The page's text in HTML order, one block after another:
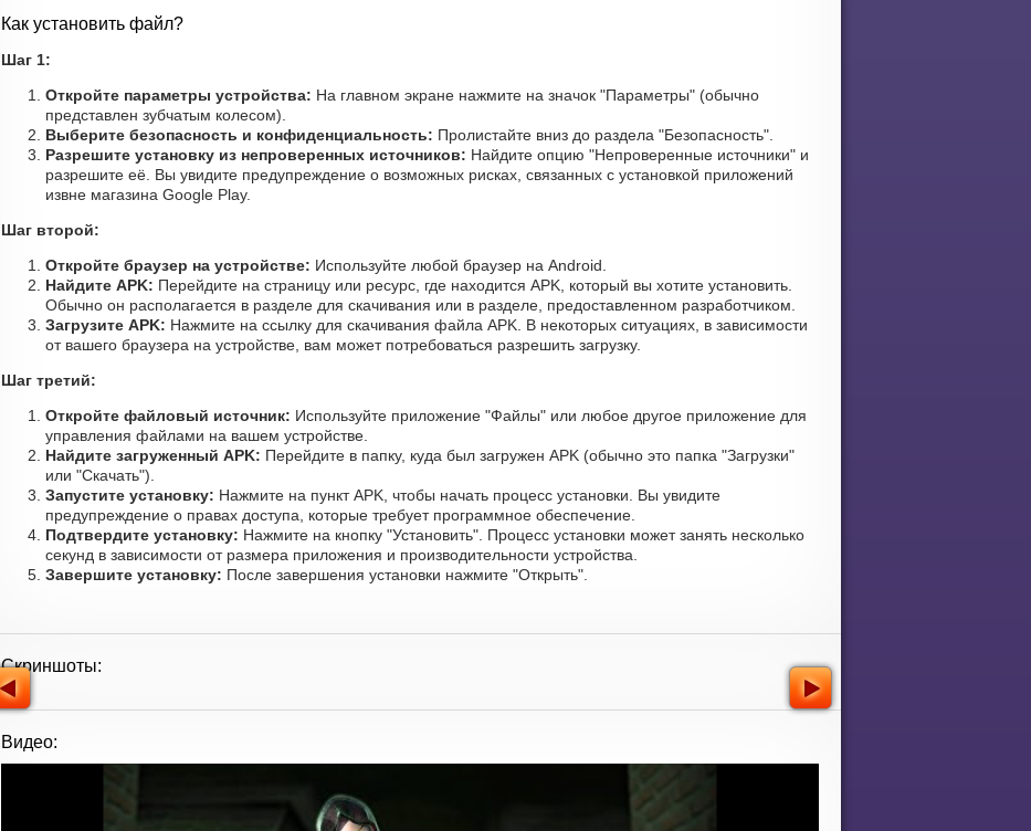
Как установить файл?
Шаг 1:
Откройте параметры устройства: На главном экране нажмите на значок "Параметры" (обычно
представлен зубчатым колесом).
Выберите безопасность и конфиденциальность: Пролистайте вниз до раздела "Безопасность".
Разрешите установку из непроверенных источников: Найдите опцию "Непроверенные источники" и
разрешите её. Вы увидите предупреждение о возможных рисках, связанных с установкой приложений
извне магазина Google Play.
Шаг второй:
Откройте браузер на устройстве: Используйте любой браузер на Android.
Найдите APK: Перейдите на страницу или ресурс, где находится APK, который вы хотите установить.
Обычно он располагается в разделе для скачивания или в разделе, предоставленном разработчиком.
Загрузите APK: Нажмите на ссылку для скачивания файла APK. В некоторых ситуациях, в зависимости
от вашего браузера на устройстве, вам может потребоваться разрешить загрузку.
Шаг третий:
Откройте файловый источник: Используйте приложение "Файлы" или любое другое приложение для
управления файлами на вашем устройстве.
Найдите загруженный APK: Перейдите в папку, куда был загружен APK (обычно это папка "Загрузки"
или "Скачать").
Запустите установку: Нажмите на пункт APK, чтобы начать процесс установки. Вы увидите
предупреждение о правах доступа, которые требует программное обеспечение.
Подтвердите установку: Нажмите на кнопку "Установить". Процесс установки может занять несколько
секунд в зависимости от размера приложения и производительности устройства.
Завершите установку: После завершения установки нажмите "Открыть".
Скриншоты:
Видео: